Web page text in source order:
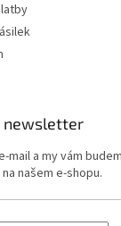
newsletter
mail a my vám
našem e-shopu.